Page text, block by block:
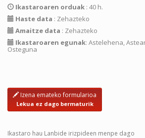
Ikastaroaren orduak : 40 h.
Haste data : Zehazteko
Amaitze data : Zehazteko
Ikastaroaren egunak: Astelehena,
Osteguna
Izena emateko formularioa
Lekua ez dago bermaturik
Ikastaro hau Lanbide irizpideen menpe dago